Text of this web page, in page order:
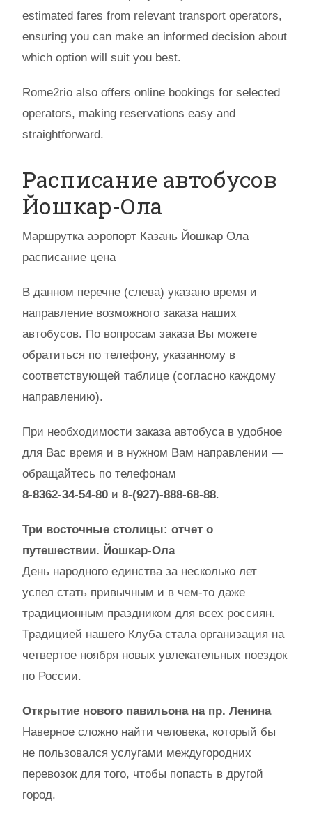
estimated fares from relevant transport operators,
ensuring you can make an informed decision about
which option will suit you best.
Rome2rio also offers online bookings for selected
operators, making reservations easy and
straightforward.
Расписание автобусов
Йошкар-Ола
Маршрутка аэропорт Казань Йошкар Ола
расписание цена
В данном перечне (слева) указано время и
направление возможного заказа наших
автобусов. По вопросам заказа Вы можете
обратиться по телефону, указанному в
соответствующей таблице (согласно каждому
направлению).
При необходимости заказа автобуса в удобное
для Вас время и в нужном Вам направлении —
обращайтесь по телефонам
8-8362-34-54-80 и 8-(927)-888-68-88.
Три восточные столицы: отчет о
путешествии. Йошкар-Ола
День народного единства за несколько лет
успел стать привычным и в чем-то даже
традиционным праздником для всех россиян.
Традицией нашего Клуба стала организация на
четвертое ноября новых увлекательных поездок
по России.
Открытие нового павильона на пр. Ленина
Наверное сложно найти человека, который бы
не пользовался услугами междугородних
перевозок для того, чтобы попасть в другой
город.